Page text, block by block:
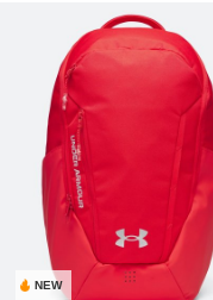
NEW